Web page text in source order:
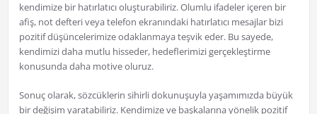
kendimize bir hatırlatıcı oluşturabiliriz. Olumlu ifadeler içeren bir
afiş, not defteri veya telefon ekranındaki hatırlatıcı mesajlar bizi
pozitif düşüncelerimize odaklanmaya teşvik eder. Bu sayede,
kendimizi daha mutlu hisseder, hedeflerimizi gerçekleştirme
konusunda daha motive oluruz.
Sonuç olarak, sözcüklerin sihirli dokunuşuyla yaşamımızda büyük
bir değişim yaratabiliriz. Kendimize ve başkalarına yönelik pozitif